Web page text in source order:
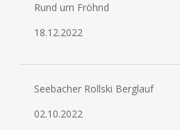
Rund um Fröhnd
18.12.2022
Seebacher Rollski Berglauf
02.10.2022